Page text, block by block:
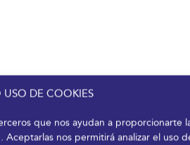
USO DE COOKIES
que nos ayudan a proporcionarte
nos permitirá analizar el uso